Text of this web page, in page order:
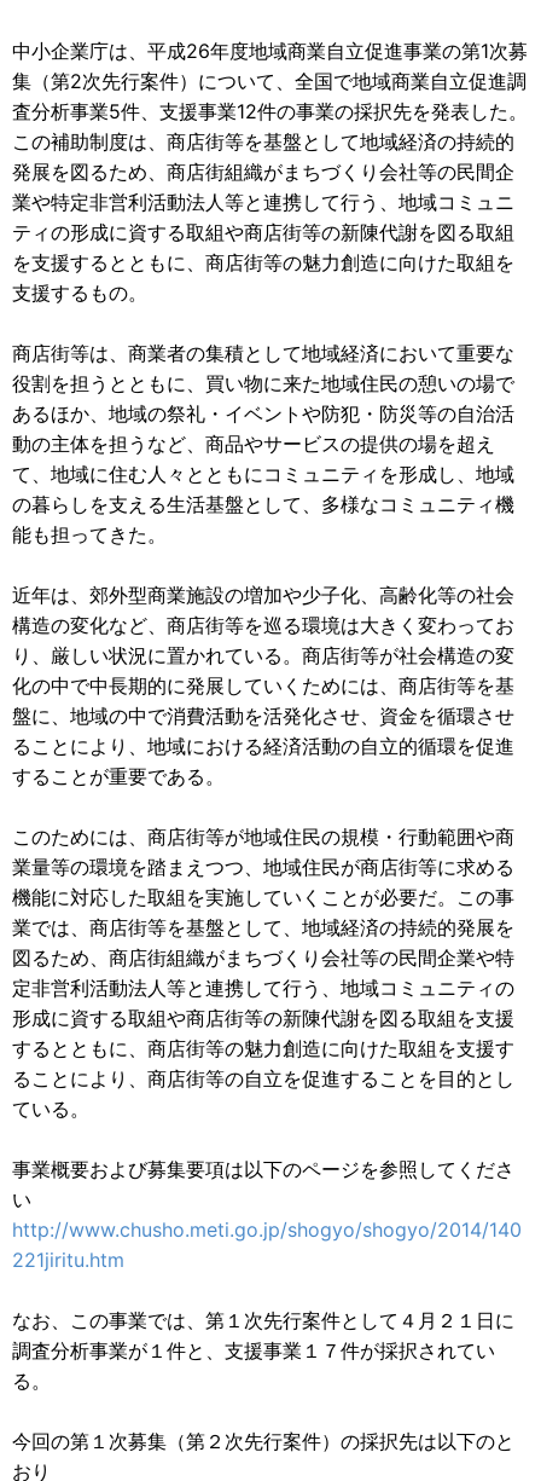
中小企業庁は、平成26年度地域商業自立促進事業の第1次募
集（第2次先行案件）について、全国で地域商業自立促進調
査分析事業5件、支援事業12件の事業の採択先を発表した。
この補助制度は、商店街等を基盤として地域経済の持続的
発展を図るため、商店街組織がまちづくり会社等の民間企
業や特定非営利活動法人等と連携して行う、地域コミュニ
ティの形成に資する取組や商店街等の新陳代謝を図る取組
を支援するとともに、商店街等の魅力創造に向けた取組を
支援するもの。
商店街等は、商業者の集積として地域経済において重要な
役割を担うとともに、買い物に来た地域住民の憩いの場で
あるほか、地域の祭礼・イベントや防犯・防災等の自治活
動の主体を担うなど、商品やサービスの提供の場を超え
て、地域に住む人々とともにコミュニティを形成し、地域
の暮らしを支える生活基盤として、多様なコミュニティ機
能も担ってきた。
近年は、郊外型商業施設の増加や少子化、高齢化等の社会
構造の変化など、商店街等を巡る環境は大きく変わってお
り、厳しい状況に置かれている。商店街等が社会構造の変
化の中で中長期的に発展していくためには、商店街等を基
盤に、地域の中で消費活動を活発化させ、資金を循環させ
ることにより、地域における経済活動の自立的循環を促進
することが重要である。
このためには、商店街等が地域住民の規模・行動範囲や商
業量等の環境を踏まえつつ、地域住民が商店街等に求める
機能に対応した取組を実施していくことが必要だ。この事
業では、商店街等を基盤として、地域経済の持続的発展を
図るため、商店街組織がまちづくり会社等の民間企業や特
定非営利活動法人等と連携して行う、地域コミュニティの
形成に資する取組や商店街等の新陳代謝を図る取組を支援
するとともに、商店街等の魅力創造に向けた取組を支援す
ることにより、商店街等の自立を促進することを目的とし
ている。
事業概要および募集要項は以下のページを参照してくださ
い
http://www.chusho.meti.go.jp/shogyo/shogyo/2014/140
221jiritu.htm
なお、この事業では、第１次先行案件として４月２１日に
調査分析事業が１件と、支援事業１７件が採択されてい
る。
今回の第１次募集（第２次先行案件）の採択先は以下のと
おり